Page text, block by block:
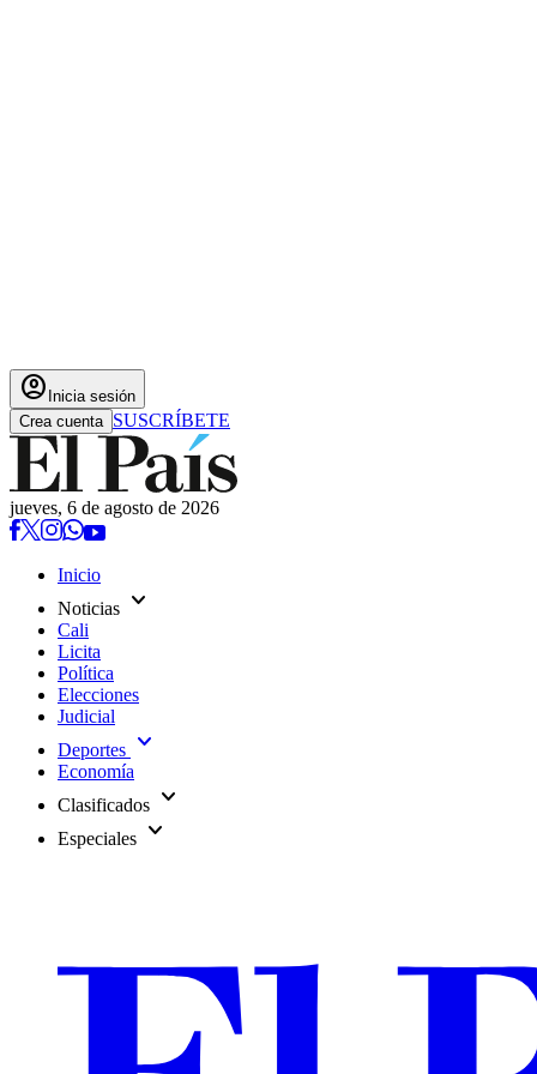
account_circle Inicia sesión
Crea cuenta SUSCRÍBETE
jueves, 6 de agosto de 2026
Inicio
Noticias expand_more
Cali
Licita
Política
Elecciones
Judicial
Deportes expand_more
Economía
Clasificados expand_more
Especiales expand_more